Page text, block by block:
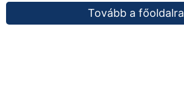
Tovább a főoldalra